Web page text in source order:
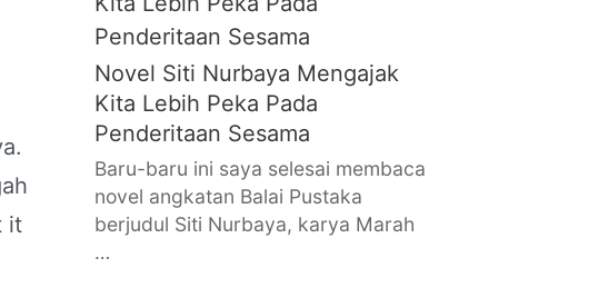
it
Novel Siti Nurbaya Mengajak
Kita Lebih Peka Pada
Penderitaan Sesama
Baru-baru ini saya selesai membaca
novel angkatan Balai Pustaka
berjudul Siti Nurbaya, karya Marah
…